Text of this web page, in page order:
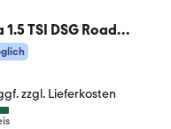
TSI DSG Road
PANO CAM SHZ
zzgl. Lieferkosten